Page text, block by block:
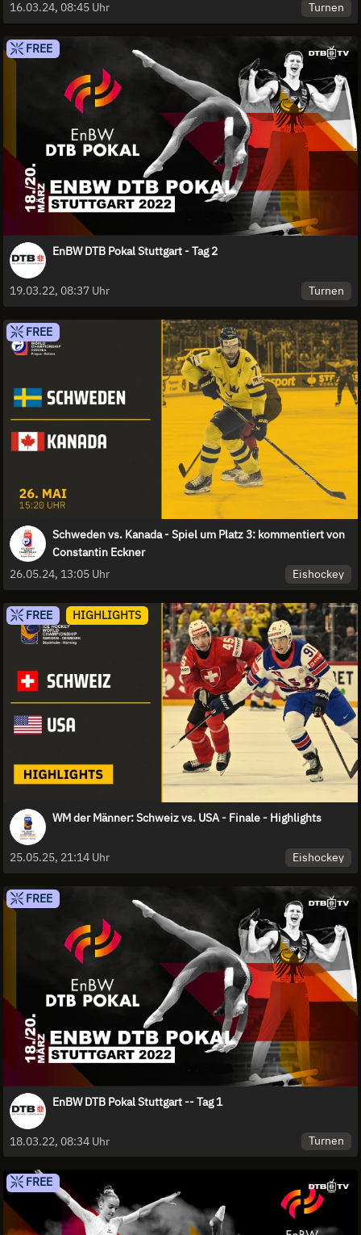
16.03.24, 08:45 Uhr Turnen
FREE
EnBW DTB Pokal Stuttgart - Tag 2
19.03.22, 08:37 Uhr Turnen
FREE
Schweden vs. Kanada - Spiel um Platz 3: kommentiert von
Constantin Eckner
26.05.24, 13:05 Uhr
Eishockey
FREE HIGHLIGHTS
WM der Männer: Schweiz vs. USA - Finale - Highlights
25.05.25, 21:14 Uhr Eishockey
FREE
EnBW DTB Pokal Stuttgart -- Tag 1
18.03.22, 08:34 Uhr Turnen
FREE